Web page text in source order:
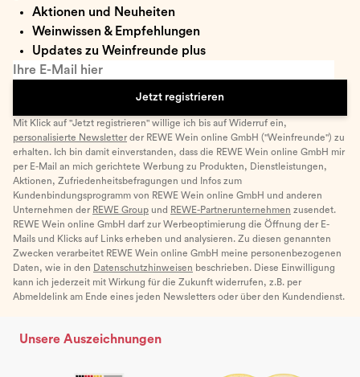
Aktionen und Neuheiten
Weinwissen & Empfehlungen
Updates zu Weinfreunde plus
Ihre E-Mail hier
Jetzt registrieren
Mit Klick auf "Jetzt registrieren" willige ich bis auf Widerruf ein,
personalisierte Newsletter der REWE Wein online GmbH ("Weinfreunde") zu
erhalten. Ich bin damit einverstanden, dass die REWE Wein online GmbH mir
per E-Mail an mich gerichtete Werbung zu Produkten, Dienstleistungen,
Aktionen, Zufriedenheitsbefragungen und Infos zum
Kundenbindungsprogramm von REWE Wein online GmbH und anderen
Unternehmen der REWE Group und REWE-Partnerunternehmen zusendet.
REWE Wein online GmbH darf zur Werbeoptimierung die Öffnung der E-
Mails und Klicks auf Links erheben und analysieren. Zu diesen genannten
Zwecken verarbeitet REWE Wein online GmbH meine personenbezogenen
Daten, wie in den Datenschutzhinweisen beschrieben. Diese Einwilligung
kann ich jederzeit mit Wirkung für die Zukunft widerrufen, z.B. per
Abmeldelink am Ende eines jeden Newsletters oder über den Kundendienst.
Unsere Auszeichnungen